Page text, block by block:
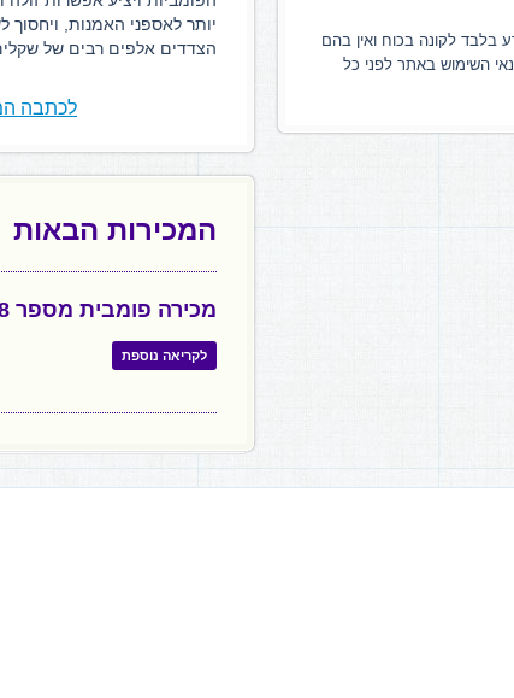
בלבד לקונה בכוח ואין בהם
השימוש באתר לפני כל
יותר לאספני האמנות, ויחסוך
הצדדים אלפים רבים של
לכתבה
המכירות הבאות
מכירה פומבית מספר 18
לקריאה נוספת